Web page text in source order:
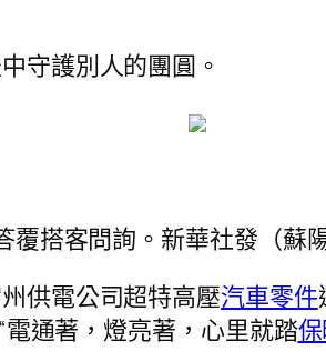
守護別人的團圓。
搭客問詢。新華社發（蘇陽
供電公司超特高壓汽車零件
通著，燈亮著，心里就踏